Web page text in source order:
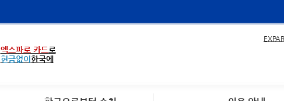
엑스파로 카드 로
현금없이 한국에